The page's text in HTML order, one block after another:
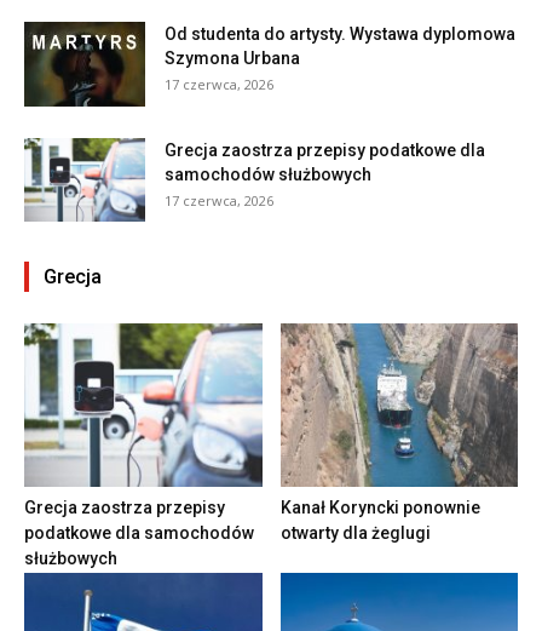
Od studenta do artysty. Wystawa dyplomowa
Szymona Urbana
17 czerwca, 2026
Grecja zaostrza przepisy podatkowe dla
samochodów służbowych
17 czerwca, 2026
Grecja
Grecja zaostrza przepisy
podatkowe dla samochodów
służbowych
Kanał Koryncki ponownie
otwarty dla żeglugi